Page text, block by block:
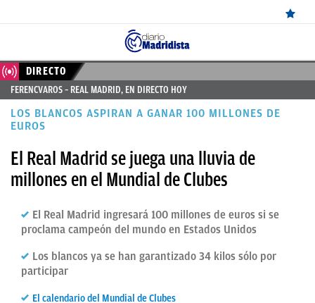
ÚLTIMAS
NOTICIAS
REAL
MADRID
BALONCESTO
FICHAJES
DIRECTO
DIRECTO
FERENCVAROS – REAL MADRID, EN DIRECTO HOY
LOS BLANCOS ASPIRAN A GANAR 100 MILLONES DE
EUROS
El Real Madrid se juega una lluvia de
millones en el Mundial de Clubes
El Real Madrid ingresará 100 millones de euros si se
proclama campeón del mundo en Estados Unidos
Los blancos ya se han garantizado 34 kilos sólo por
participar
El calendario del Mundial de Clubes